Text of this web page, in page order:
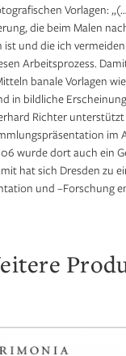
Vorlagen:
die beim Malen
und die ich
Arbeitsprozess.
banale Vorlagen
in bildliche
Richter
im
wurde dort auch ein
hat sich Dresden zu
und –Forschung